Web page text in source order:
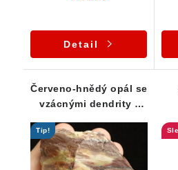
Detail
Červeno-hnědý opál se
vzácnými dendrity -
Tip!